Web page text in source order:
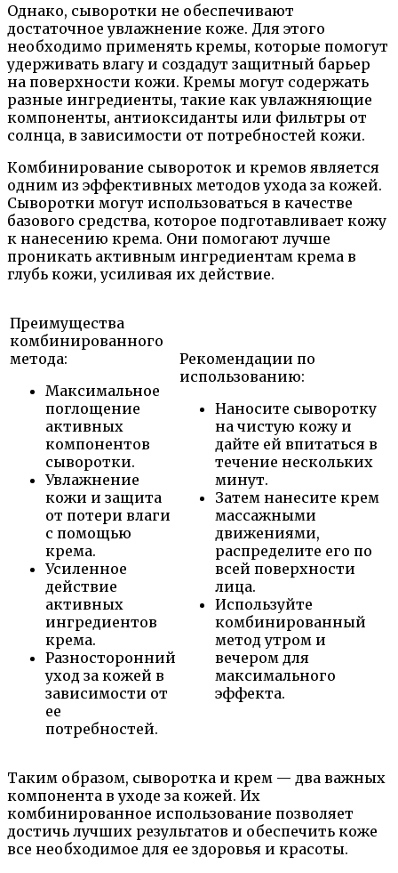
Однако, сыворотки не обеспечивают
достаточное увлажнение коже. Для этого
необходимо применять кремы, которые помогут
удерживать влагу и создадут защитный барьер
на поверхности кожи. Кремы могут содержать
разные ингредиенты, такие как увлажняющие
компоненты, антиоксиданты или фильтры от
солнца, в зависимости от потребностей кожи.
Комбинирование сывороток и кремов является
одним из эффективных методов ухода за кожей.
Сыворотки могут использоваться в качестве
базового средства, которое подготавливает кожу
к нанесению крема. Они помогают лучше
проникать активным ингредиентам крема в
глубь кожи, усиливая их действие.
Преимущества
комбинированного
метода:
Максимальное
поглощение
активных
компонентов
сыворотки.
Увлажнение
кожи и защита
от потери влаги
с помощью
крема.
Усиленное
действие
активных
ингредиентов
крема.
Разносторонний
уход за кожей в
зависимости от
ее
потребностей.
Рекомендации по
использованию:
Наносите сыворотку
на чистую кожу и
дайте ей впитаться в
течение нескольких
минут.
Затем нанесите крем
массажными
движениями,
распределите его по
всей поверхности
лица.
Используйте
комбинированный
метод утром и
вечером для
максимального
эффекта.
Таким образом, сыворотка и крем — два важных
компонента в уходе за кожей. Их
комбинированное использование позволяет
достичь лучших результатов и обеспечить коже
все необходимое для ее здоровья и красоты.